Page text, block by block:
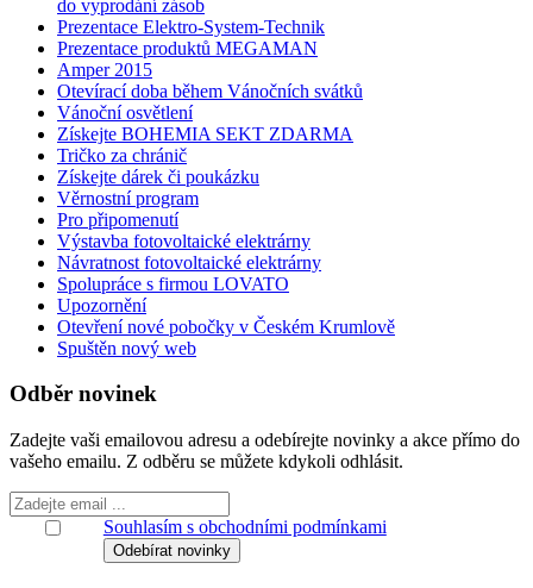
do vyprodání zásob
Prezentace Elektro-System-Technik
Prezentace produktů MEGAMAN
Amper 2015
Otevírací doba během Vánočních svátků
Vánoční osvětlení
Získejte BOHEMIA SEKT ZDARMA
Tričko za chránič
Získejte dárek či poukázku
Věrnostní program
Pro připomenutí
Výstavba fotovoltaické elektrárny
Návratnost fotovoltaické elektrárny
Spolupráce s firmou LOVATO
Upozornění
Otevření nové pobočky v Českém Krumlově
Spuštěn nový web
Odběr novinek
Zadejte vaši emailovou adresu a odebírejte novinky a akce přímo do
vašeho emailu. Z odběru se můžete kdykoli odhlásit.
Souhlasím s obchodními podmínkami